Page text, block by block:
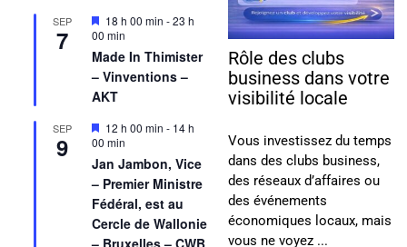
SEP
7
Mis
en
avant
18 h 00 min -23 h
00 min
Made In Thimister
– Vinventions –
AKT
SEP
9
Mis
en
avant
12 h 00 min - 14 h
00 min
Jan Jambon, Vice
– Premier Ministre
Fédéral, est au
Cercle de Wallonie
Rôle des clubs
business dans votre
visibilité locale
Vous investissez du temps
dans des clubs business,
des réseaux d’affaires ou
des événements
économiques locaux, mais
vous ne voyez ...